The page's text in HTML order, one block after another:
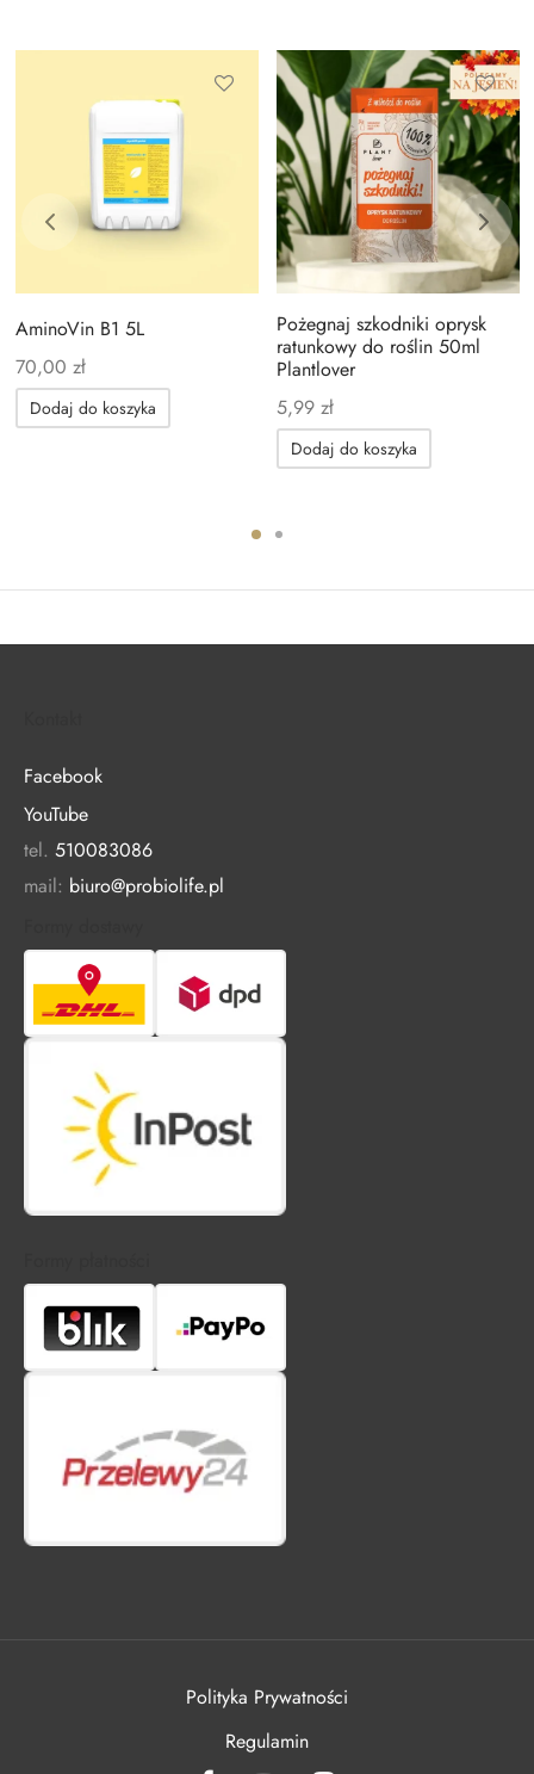
AminoVin B1 5L
70,00 zł
Dodaj do koszyka
Pożegnaj szkodniki oprysk
ratunkowy do roślin 50ml
Plantlover
5,99 zł
Dodaj do koszyka
Facebook
YouTube
tel. 510083086
mail: biuro@probiolife.pl
Polityka Prywatności
Regulamin